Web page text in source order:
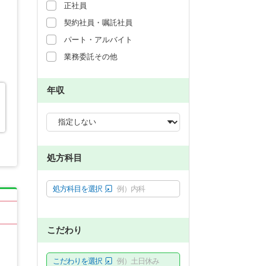
正社員
契約社員・嘱託社員
パート・アルバイト
業務委託その他
年収
処方科目
処方科目を選択 例）内科
こだわり
こだわりを選択 例）土日休み